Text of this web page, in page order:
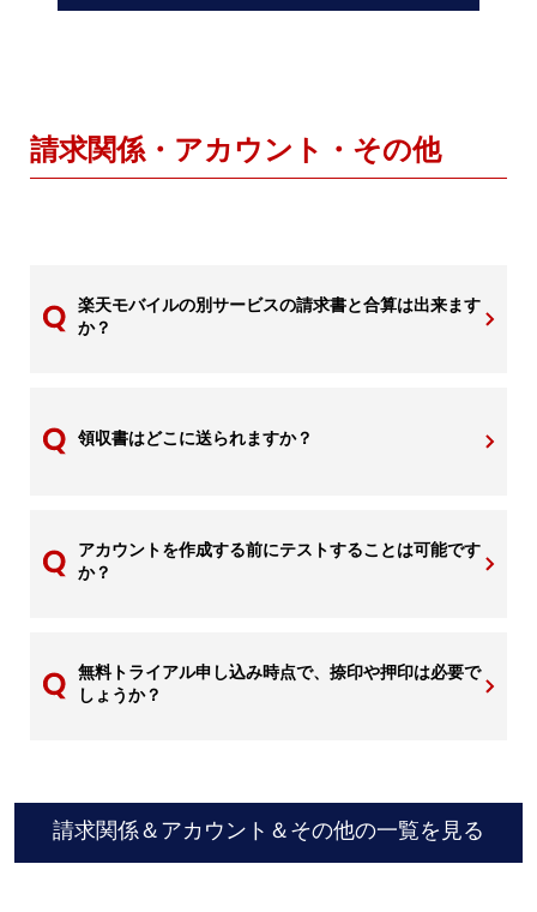
請求関係・アカウント・その他
楽天モバイルの別サービスの請求書と合算は出来ます
か？
領収書はどこに送られますか？
アカウントを作成する前にテストすることは可能です
か？
無料トライアル申し込み時点で、捺印や押印は必要で
しょうか？
請求関係＆アカウント＆その他の一覧を見る